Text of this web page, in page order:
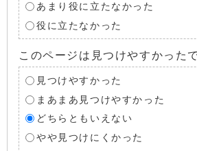
あまり役に立たなかった
役に立たなかった
このページは見つけやすかった
見つけやすかった
まあまあ見つけやすかった
どちらともいえない
やや見つけにくかった